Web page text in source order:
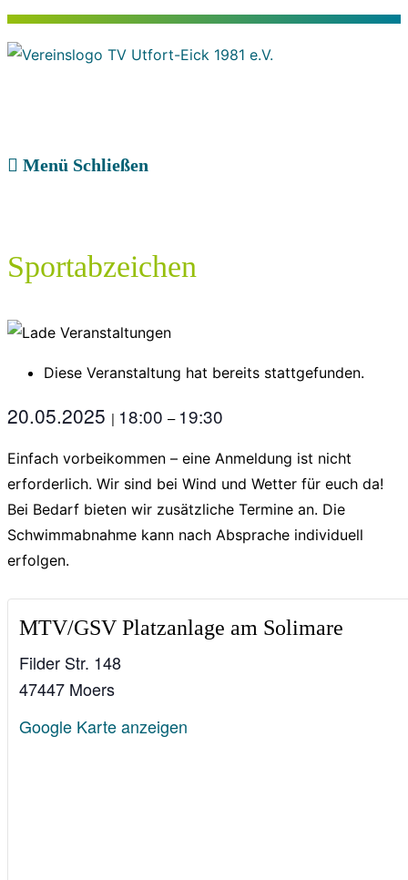
Zum
Inhalt
Menü Schließen
Sportabzeichen
Diese Veranstaltung hat bereits stattgefunden.
20.05.2025 | 18:00 – 19:30
Einfach vorbeikommen – eine Anmeldung ist nicht
erforderlich. Wir sind bei Wind und Wetter für euch da!
Bei Bedarf bieten wir zusätzliche Termine an. Die
Schwimmabnahme kann nach Absprache individuell
erfolgen.
MTV/GSV Platzanlage am Solimare
Filder Str. 148
47447 Moers
Google Karte anzeigen